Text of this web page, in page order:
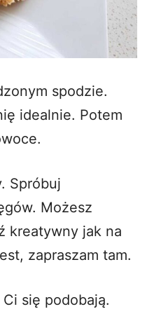
spodzie.
idealnie. Potem
Spróbuj
Możesz
kreatywny jak na
zapraszam tam.
się podobają.